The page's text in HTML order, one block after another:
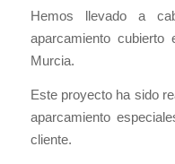
Hemos llevado a
aparcamiento
Murcia.
Este proyecto ha sido
aparcamiento
cliente.